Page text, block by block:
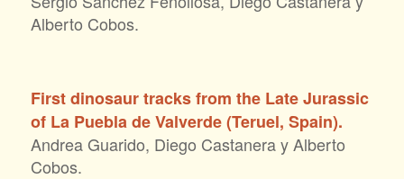
Alberto Cobos.
First dinosaur tracks from the Late Jurassic
of La Puebla de Valverde (Teruel, Spain).
Andrea Guarido, Diego Castanera y Alberto
Cobos.